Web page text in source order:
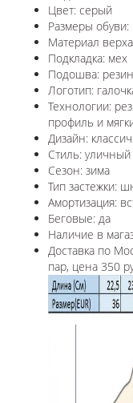
Цвет: серый
Размеры
Материал
Подкладка: мех
Подошва:
Логотип:
Технологии:
профиль и
Дизайн:
Стиль: уличный
Сезон: зима
Тип застежки:
Амортизация:
Беговые: да
Наличие в
Доставка по
пар, цена 350